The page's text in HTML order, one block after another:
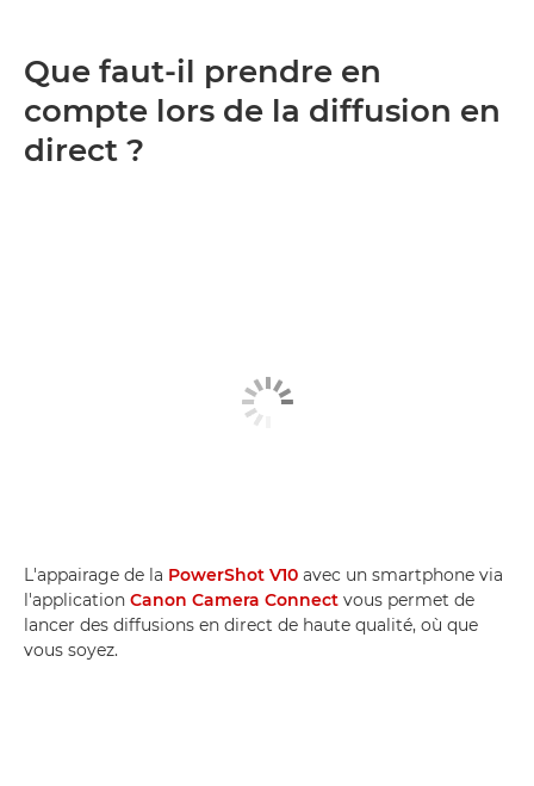
Que faut-il prendre en
compte lors de la diffusion en
direct ?
L'appairage de la PowerShot V10 avec un smartphone via
l'application Canon Camera Connect vous permet de
lancer des diffusions en direct de haute qualité, où que
vous soyez.